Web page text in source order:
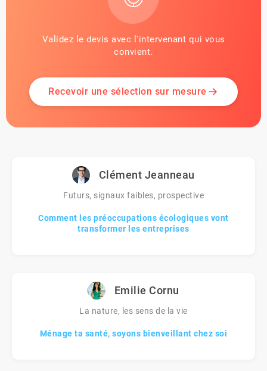
Validez le devis avec l'intervenant qui vous
convient.
Recevoir une sélection sur mesure
Clément Jeanneau
Futurs, signaux faibles, prospective
Comment les préoccupations écologiques vont
transformer les entreprises
Emilie Cornu
La nature, les sens de la vie
Ménage ta santé, soyons bienveillant chez soi